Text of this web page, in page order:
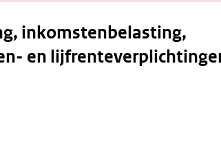
inkomstenbelasting,
en